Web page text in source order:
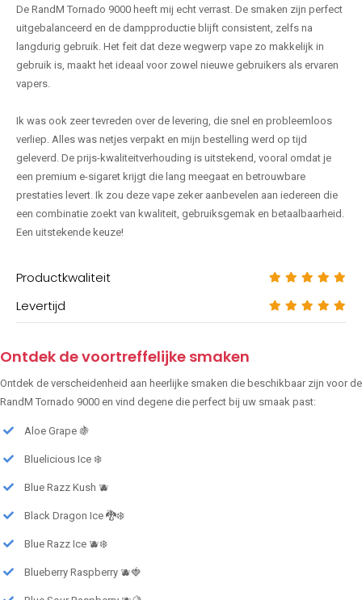
De RandM Tornado 9000 heeft mij echt verrast. De smaken zijn perfect
uitgebalanceerd en de dampproductie blijft consistent, zelfs na
langdurig gebruik. Het feit dat deze wegwerp vape zo makkelijk in
gebruik is, maakt het ideaal voor zowel nieuwe gebruikers als ervaren
vapers.
Ik was ook zeer tevreden over de levering, die snel en probleemloos
verliep. Alles was netjes verpakt en mijn bestelling werd op tijd
geleverd. De prijs-kwaliteitverhouding is uitstekend, vooral omdat je
een premium e-sigaret krijgt die lang meegaat en betrouwbare
prestaties levert. Ik zou deze vape zeker aanbevelen aan iedereen die
een combinatie zoekt van kwaliteit, gebruiksgemak en betaalbaarheid.
Een uitstekende keuze!
Productkwaliteit
Levertijd
Ontdek de voortreffelijke smaken
Ontdek de verscheidenheid aan heerlijke smaken die beschikbaar zijn voor de
RandM Tornado 9000 en vind degene die perfect bij uw smaak past:
Aloe Grape 🍇
Bluelicious Ice ❄️
Blue Razz Kush 🫐
Black Dragon Ice 🐉❄️
Blue Razz Ice 🫐❄️
Blueberry Raspberry 🫐🍓